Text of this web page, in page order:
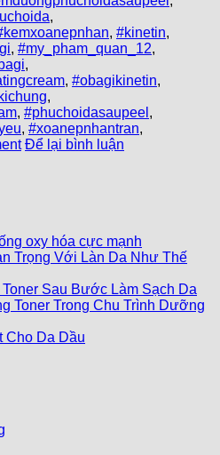
,
, #kinetin,
, #my_pham_quan_12,
,
, #obagikinetin,
,
, #phuchoidasaupeel ,
, #xoanepnhantran,
Để lại bình luận
oxy hóa cực mạnh
Trọng Với Làn Da Như Thế
Sau Bước Làm Sạch Da
Toner Trong Chu Trình Dưỡng
Cho Da Dầu